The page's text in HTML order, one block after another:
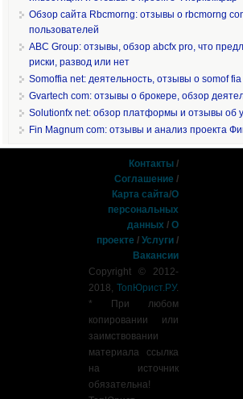
Обзор сайта Rbcmorng: отзывы о rbcmorng
пользователей
ABC Group: отзывы, обзор abcfx pro, что
риски, развод или нет
Somoffia net: деятельность, отзывы о somof
Gvartech com: отзывы о брокере, обзор
Solutionfx net: обзор платформы и отзывы об
Fin Magnum com: отзывы и анализ проекта
Контакты /
Соглашение /
Карта сайта/О
персональных
данных /О
проекте /Услуги /
Вакансии
Copyright © 2012-
2018,ТопЮрист.РУ.
* При любом
копировании или
заимствовании
материала ссылка
на источник
обязательна!